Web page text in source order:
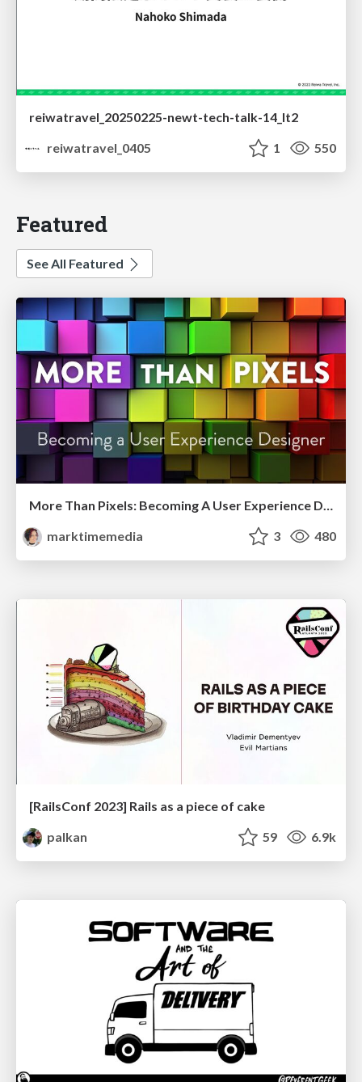
reiwatravel_20250225-newt-tech-talk-14_lt2
reiwatravel_0405
1 550
Featured
See All Featured
marktimemedia
3 480
[RailsConf 2023] Rails as a piece of cake
palkan
59 6.9k